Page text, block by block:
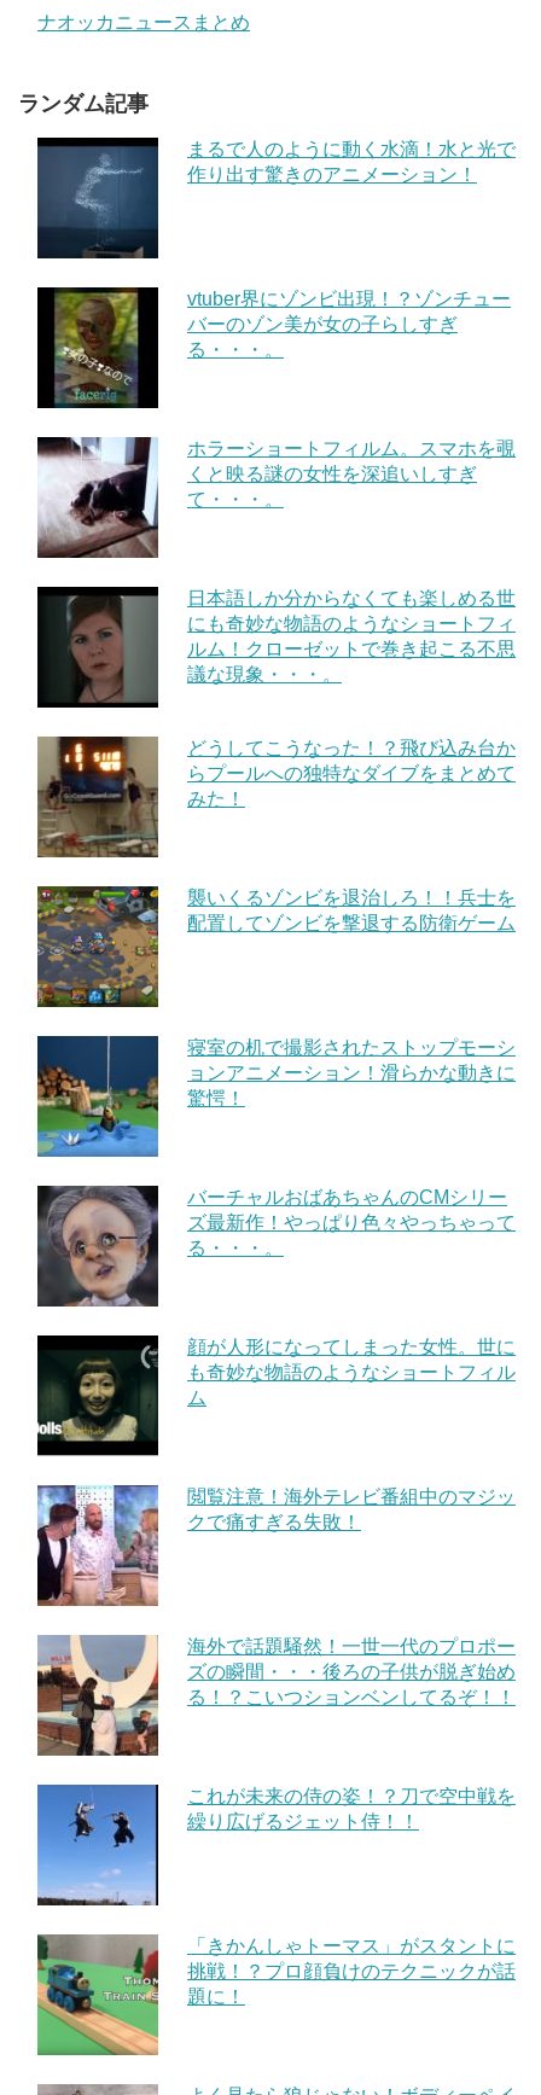
ナオッカニュースまとめ
ランダム記事
まるで人のように動く水滴！水と光で
作り出す驚きのアニメーション！
vtuber界にゾンビ出現！？ゾンチュー
バーのゾン美が女の子らしすぎ
る・・・。
ホラーショートフィルム。スマホを覗
くと映る謎の女性を深追いしすぎ
て・・・。
日本語しか分からなくても楽しめる世
にも奇妙な物語のようなショートフィ
ルム！クローゼットで巻き起こる不思
議な現象・・・。
どうしてこうなった！？飛び込み台か
らプールへの独特なダイブをまとめて
みた！
襲いくるゾンビを退治しろ！！兵士を
配置してゾンビを撃退する防衛ゲーム
寝室の机で撮影されたストップモーシ
ョンアニメーション！滑らかな動きに
驚愕！
バーチャルおばあちゃんのCMシリー
ズ最新作！やっぱり色々やっちゃって
る・・・。
顔が人形になってしまった女性。世に
も奇妙な物語のようなショートフィル
ム
閲覧注意！海外テレビ番組中のマジッ
クで痛すぎる失敗！
海外で話題騒然！一世一代のプロポー
ズの瞬間・・・後ろの子供が脱ぎ始め
る！？こいつションベンしてるぞ！！
これが未来の侍の姿！？刀で空中戦を
繰り広げるジェット侍！！
「きかんしゃトーマス」がスタントに
挑戦！？プロ顔負けのテクニックが話
題に！